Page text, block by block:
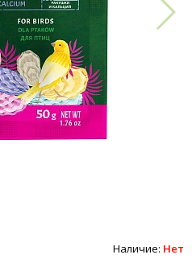
Наличие: Нет